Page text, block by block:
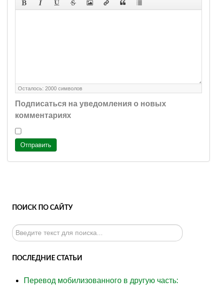
Осталось: 2000 символов
Подписаться на уведомления о новых
комментариях
Отправить
ПОИСК ПО САЙТУ
Искать...
ПОСЛЕДНИЕ СТАТЬИ
Перевод мобилизованного в другую часть: